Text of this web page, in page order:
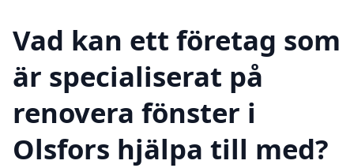
Vad kan ett företag som
är specialiserat på
renovera fönster i
Olsfors hjälpa till med?